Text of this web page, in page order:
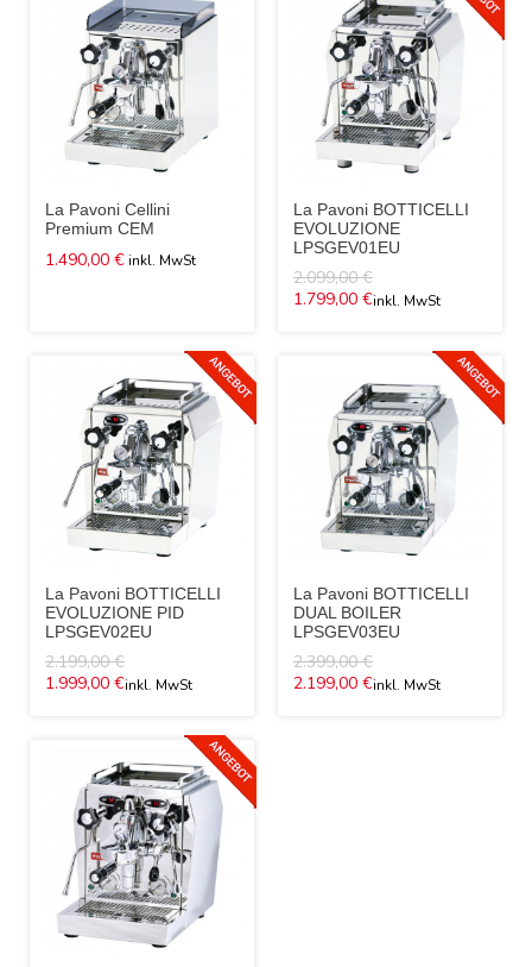
La Pavoni Cellini
Premium CEM
1.490,00 €
La Pavoni BOTTICELLI
EVOLUZIONE
LPSGEV01EU
2.099,00 €
1.799,00 €
La Pavoni BOTTICELLI
EVOLUZIONE PID
LPSGEV02EU
2.199,00 €
1.999,00 €
La Pavoni BOTTICELLI
DUAL BOILER
LPSGEV03EU
2.399,00 €
2.199,00 €